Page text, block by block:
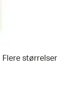
Flere størrelser